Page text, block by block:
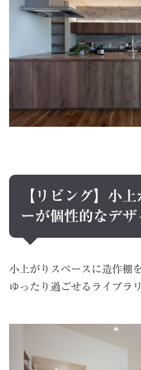
【リビング】小
ーが個性的なデ
小上がりスペースに造作棚
ゆったり過ごせるライブラ